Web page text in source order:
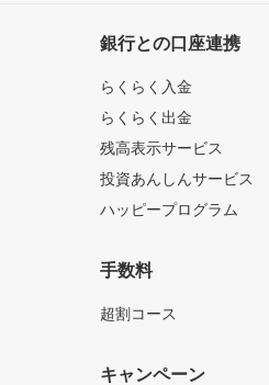
銀行との口座連携
らくらく入金
らくらく出金
残高表示サービス
投資あんしんサービス
ハッピープログラム
手数料
超割コース
キャンペーン